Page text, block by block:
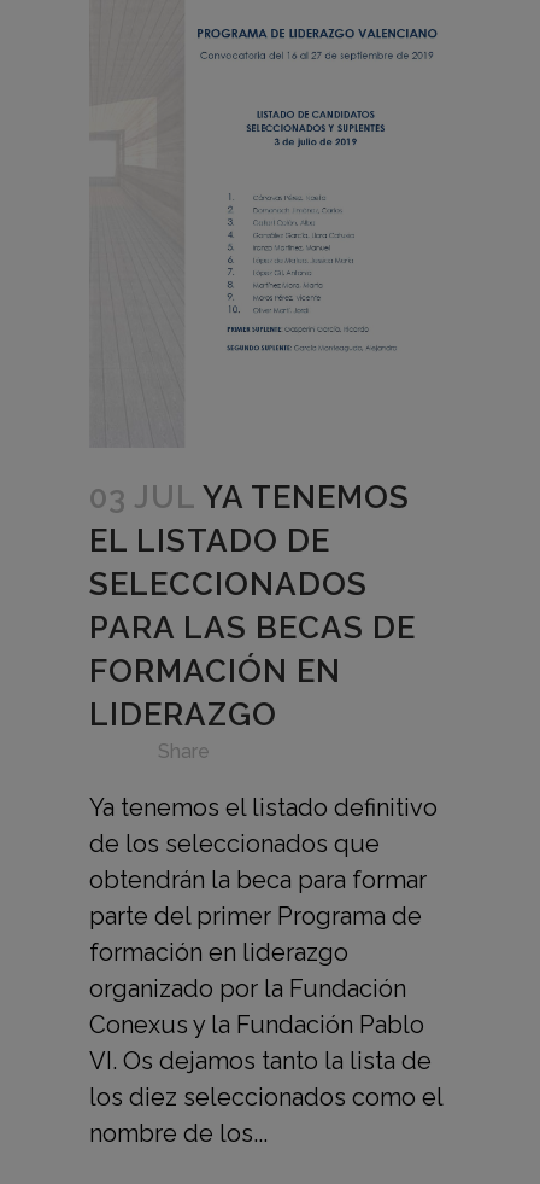
03 JUL YA TENEMOS
EL LISTADO DE
SELECCIONADOS
PARA LAS BECAS DE
FORMACIÓN EN
LIDERAZGO
Share
Ya tenemos el listado definitivo
de los seleccionados que
obtendrán la beca para formar
parte del primer Programa de
formación en liderazgo
organizado por la Fundación
Conexus y la Fundación Pablo
VI. Os dejamos tanto la lista de
los diez seleccionados como el
nombre de los...